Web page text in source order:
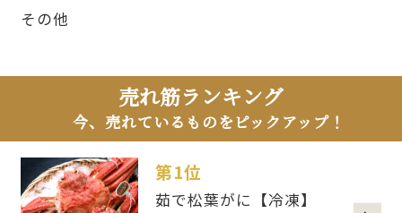
その他
売れ筋ランキング
今、売れているものをピックアップ！
第1位
茹で松葉がに【冷凍】